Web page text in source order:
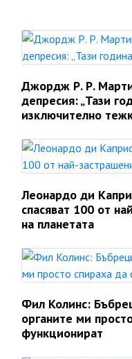
Джордж Р. Р.
депресия: „Тази
изключително
Леонардо ди
спасяват 100 от
на планетата
Фил Колинс:
органите ми
функционират